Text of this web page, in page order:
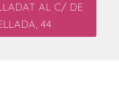
AL C/ DE
44